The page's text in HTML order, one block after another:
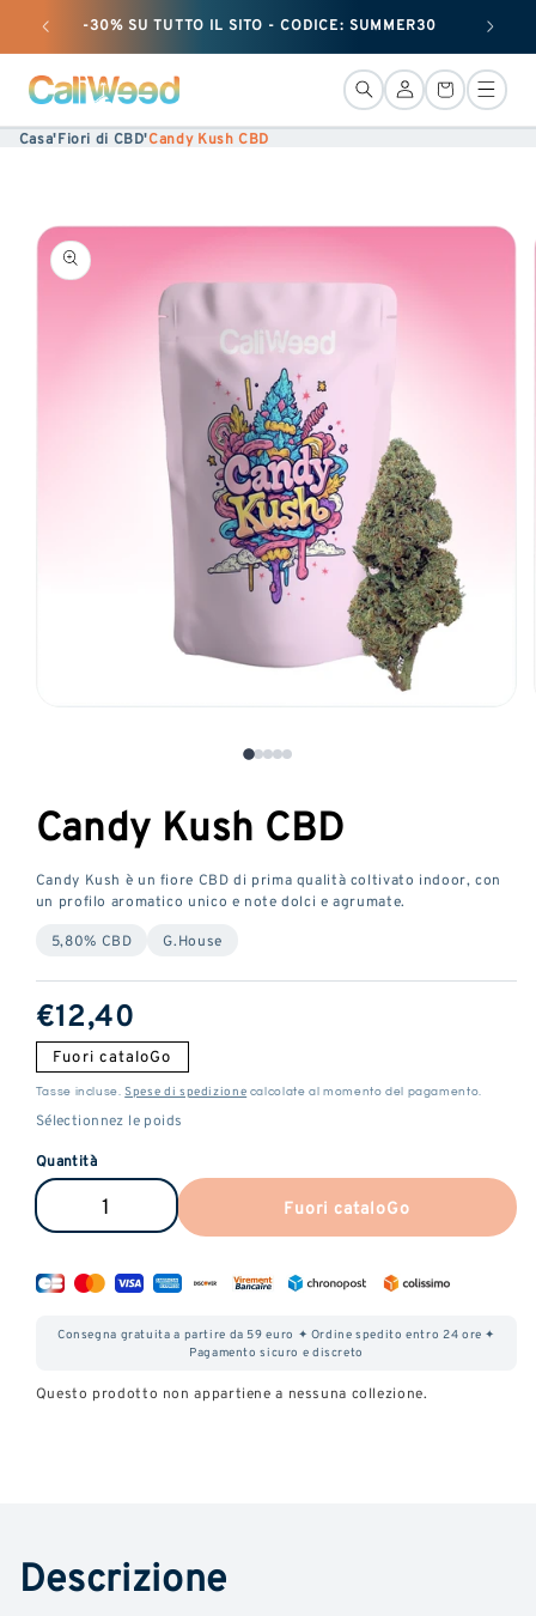
Ignorare
e
passare
al
contenuto
-30% SU TUTTO IL SITO - CODICE: SUMMER30 + 50
Connessione
Cestino
Casa'Fiori di CBD'Candy Kush CBD
Vai alle
informazioni
in
una
modale
Candy Kush CBD
Candy Kush è un fiore CBD di prima qualità coltivato indoor, con
un profilo aromatico unico e note dolci e agrumate.
5,80% CBD
G.House
Prezzo
normale
€12,40
Fuori cataloGo
Tasse incluse.Spese di spedizione calcolate al momento del pagamento.
Quantità
Ridurre
quantità
di
Kush
Aumentare
quantità
di
Candy
Kush
Fuori cataloGo
Consegna gratuita a partire da 59 euro ✦ Ordine spedito entro 24 ore ✦
Pagamento sicuro e discreto
Questo prodotto non appartiene a nessuna collezione.
Descrizione